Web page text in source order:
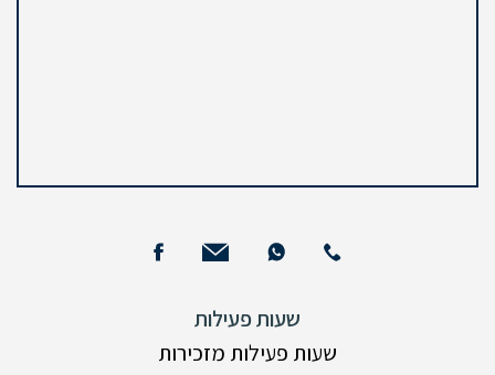
שעות פעילות
שעות פעילות מזכירות